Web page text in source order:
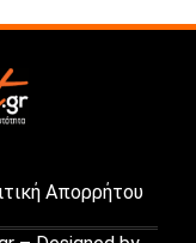
Απορρήτου